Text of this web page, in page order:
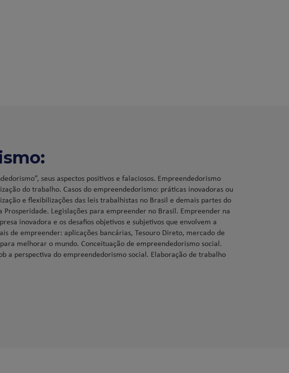
seus aspectos positivos e falaciosos. Empreendedorismo
do trabalho. Casos do empreendedorismo: práticas inovadoras ou
e flexibilizações das leis trabalhistas no Brasil e demais partes do
Legislações para empreender no Brasil. Empreender na
inovadora e os desafios objetivos e subjetivos que envolvem a
de empreender: aplicações bancárias, Tesouro Direto, mercado de
melhorar o mundo. Conceituação de empreendedorismo social.
a perspectiva do empreendedorismo social. Elaboração de trabalho